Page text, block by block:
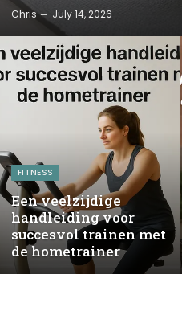
Chris July 14, 2026
FITNESS
Een veelzijdige
handleiding voor
succesvol trainen met
de hometrainer